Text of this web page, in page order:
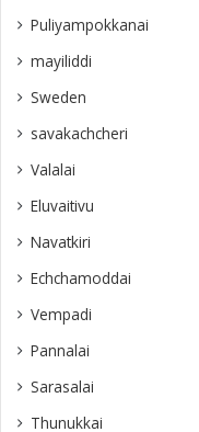
Puliyampokkanai
mayiliddi
Sweden
savakachcheri
Valalai
Eluvaitivu
Navatkiri
Echchamoddai
Vempadi
Pannalai
Sarasalai
Thunukkai